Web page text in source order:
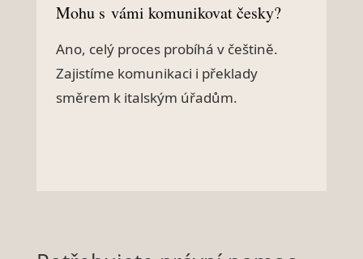
Mohu s vámi komunikovat česky?
Ano, celý proces probíhá v češtině.
Zajistíme komunikaci i překlady
směrem k italským úřadům.